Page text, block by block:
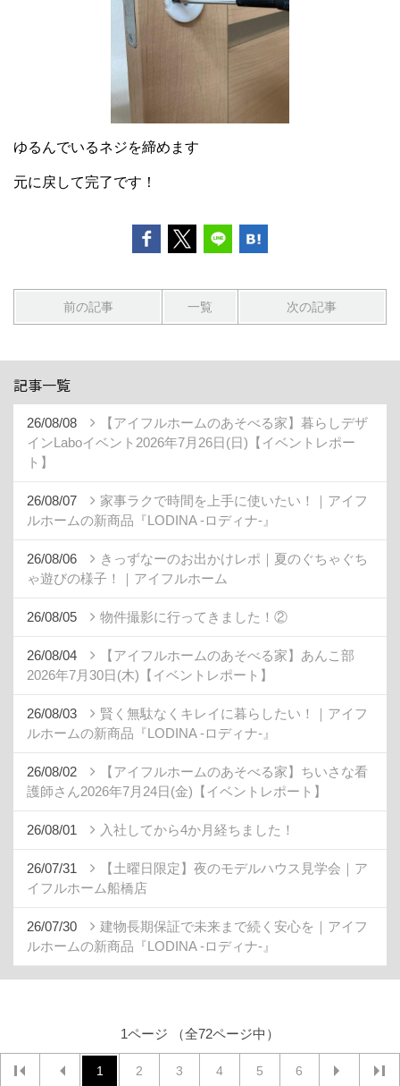
ゆるんでいるネジを締めます
元に戻して完了です！
前の記事 一覧 次の記事
記事一覧
26/08/08
【アイフルホームのあそべる家】暮らしデザ
インLaboイベント2026年7月26日(日)【イベントレポー
ト】
26/08/07
家事ラクで時間を上手に使いたい！｜アイフ
ルホームの新商品『LODINA -ロディナ-』
26/08/06
きっずなーのお出かけレポ｜夏のぐちゃぐち
ゃ遊びの様子！｜アイフルホーム
26/08/05 物件撮影に行ってきました！②
26/08/04
【アイフルホームのあそべる家】あんこ部
2026年7月30日(木)【イベントレポート】
26/08/03
賢く無駄なくキレイに暮らしたい！｜アイフ
ルホームの新商品『LODINA -ロディナ-』
26/08/02
【アイフルホームのあそべる家】ちいさな看
護師さん2026年7月24日(金)【イベントレポート】
26/08/01 入社してから4か月経ちました！
26/07/31
【土曜日限定】夜のモデルハウス見学会｜ア
イフルホーム船橋店
26/07/30
建物長期保証で未来まで続く安心を｜アイフ
ルホームの新商品『LODINA -ロディナ-』
1ページ （全72ページ中）
1 2 3 4 5 6